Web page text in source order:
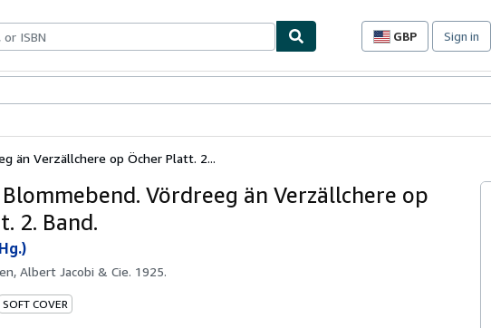
GBP
Site
preferences
Sign in
än Verzällchere op Öcher Platt. 2...
Vördreeg än Verzällchere op
2. Band.
Albert Jacobi & Cie. 1925.
SOFT COVER